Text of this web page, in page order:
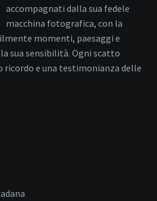
accompagnati dalla sua fedele
macchina fotografica, con la
momenti, paesaggi e
sua sensibilità. Ogni scatto
ricordo e una testimonianza delle